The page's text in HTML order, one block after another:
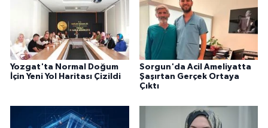
Yozgat'ta Normal Doğum
İçin Yeni Yol Haritası Çizildi
Sorgun'da Acil Ameliyatta
Şaşırtan Gerçek Ortaya
Çıktı